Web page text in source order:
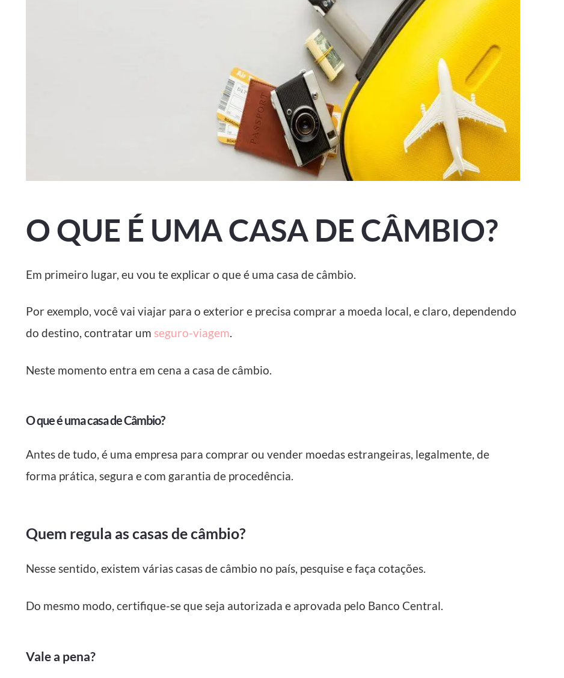
O QUE É UMA CASA DE CÂMBIO?
Em primeiro lugar, eu vou te explicar o que é uma casa de câmbio.
Por exemplo, você vai viajar para o exterior e precisa comprar a moeda local, e claro, dependendo
do destino, contratar um seguro-viagem.
Neste momento entra em cena a casa de câmbio.
O que é uma casa de Câmbio?
Antes de tudo, é uma empresa para comprar ou vender moedas estrangeiras, legalmente, de
forma prática, segura e com garantia de procedência.
Quem regula as casas de câmbio?
Nesse sentido, existem várias casas de câmbio no país, pesquise e faça cotações.
Do mesmo modo, certifique-se que seja autorizada e aprovada pelo Banco Central.
Vale a pena?